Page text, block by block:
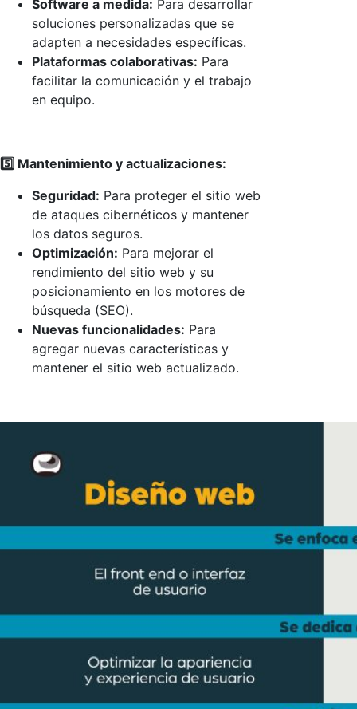
Software a medida: Para desarrollar
soluciones personalizadas que se
adapten a necesidades específicas.
Plataformas colaborativas: Para
facilitar la comunicación y el trabajo
en equipo.
5️⃣ Mantenimiento y actualizaciones:
Seguridad: Para proteger el sitio web
de ataques cibernéticos y mantener
los datos seguros.
Optimización: Para mejorar el
rendimiento del sitio web y su
posicionamiento en los motores de
búsqueda (SEO).
Nuevas funcionalidades: Para
agregar nuevas características y
mantener el sitio web actualizado.